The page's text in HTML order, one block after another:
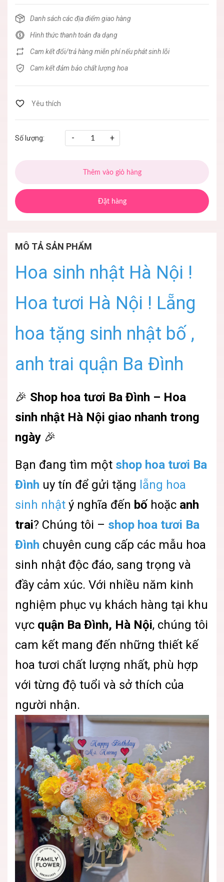
Danh sách các địa điểm giao hàng
Hình thức thanh toán đa dạng
Cam kết đổi/trả hàng miễn phí nếu phát sinh lỗi
Cam kết đảm bảo chất lượng hoa
Số lượng: - +
Thêm vào giỏ hàng
Đặt hàng
MÔ TẢ SẢN PHẨM
Hoa sinh nhật Hà Nội !
Hoa tươi Hà Nội ! Lẵng
hoa tặng sinh nhật bố ,
anh trai quận Ba Đình
🎉 Shop hoa tươi Ba Đình – Hoa
sinh nhật Hà Nội giao nhanh trong
ngày 🎉
Bạn đang tìm một shop hoa tươi Ba
Đình uy tín để gửi tặng lẵng hoa
sinh nhật ý nghĩa đến bố hoặc anh
trai? Chúng tôi – shop hoa tươi Ba
Đình chuyên cung cấp các mẫu hoa
sinh nhật độc đáo, sang trọng và
đầy cảm xúc. Với nhiều năm kinh
nghiệm phục vụ khách hàng tại khu
vực quận Ba Đình, Hà Nội, chúng tôi
cam kết mang đến những thiết kế
hoa tươi chất lượng nhất, phù hợp
với từng độ tuổi và sở thích của
người nhận.